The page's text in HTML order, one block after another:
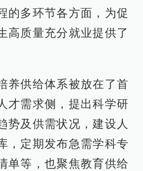
的多环节各方面，为促
高质量充分就业提供了
养供给体系被放在了首
才需求侧，提出科学研
势及供需状况，建设人
，定期发布急需学科专
单等，也聚焦教育供给